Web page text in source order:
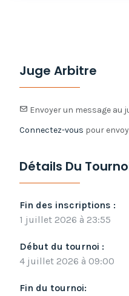
Juge Arbitre
Envoyer un message au
Connectez-vous pour
Détails Du
Fin des inscriptions :
1 juillet 2026 à 23:55
Début du tournoi :
4 juillet 2026 à 09:00
Fin du tournoi: